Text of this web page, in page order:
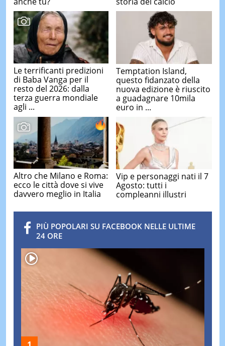
Le terrificanti predizioni
di Baba Vanga per il
resto del 2026: dalla
terza guerra mondiale
agli ...
Temptation Island,
questo fidanzato della
nuova edizione è riuscito
a guadagnare 10mila
euro in ...
Altro che Milano e Roma:
ecco le città dove si vive
davvero meglio in Italia
Vip e personaggi nati il 7
Agosto: tutti i
compleanni illustri
PIÙ POPOLARI SU FACEBOOK NELLE ULTIME
24 ORE